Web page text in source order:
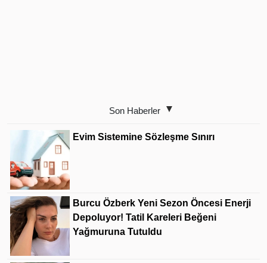
Son Haberler
Evim Sistemine Sözleşme Sınırı
Burcu Özberk Yeni Sezon Öncesi Enerji
Depoluyor! Tatil Kareleri Beğeni
Yağmuruna Tutuldu